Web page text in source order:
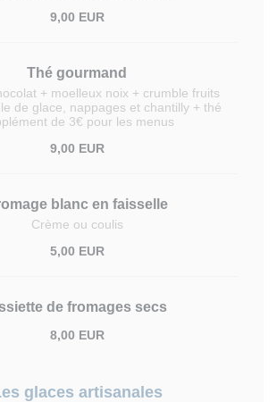
9,00 EUR
Thé gourmand
+ moelleux noix + crumble fruits
de glace, nappages et chantilly + thé
de 3€ pour les menus
9,00 EUR
blanc en faisselle
Crème ou coulis
5,00 EUR
de fromages secs
8,00 EUR
glaces artisanales